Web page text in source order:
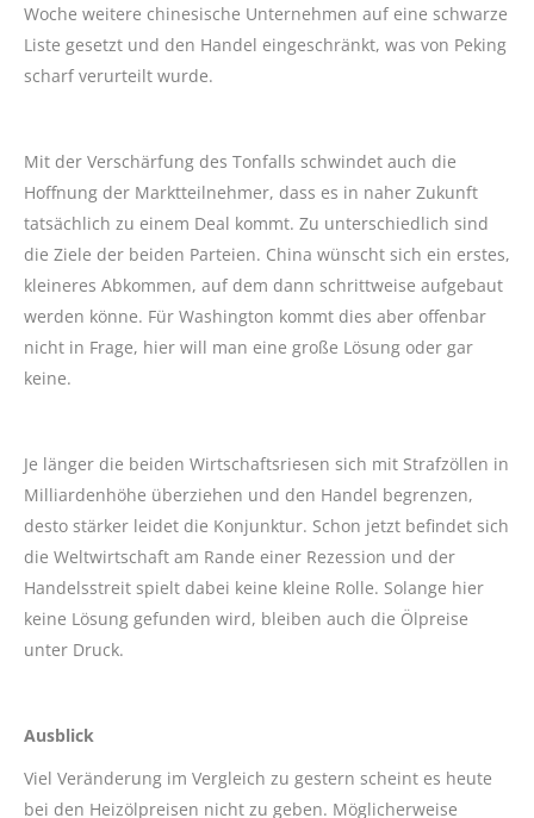
Woche weitere chinesische Unternehmen auf eine schwarze
Liste gesetzt und den Handel eingeschränkt, was von Peking
scharf verurteilt wurde.
Mit der Verschärfung des Tonfalls schwindet auch die
Hoffnung der Marktteilnehmer, dass es in naher Zukunft
tatsächlich zu einem Deal kommt. Zu unterschiedlich sind
die Ziele der beiden Parteien. China wünscht sich ein erstes,
kleineres Abkommen, auf dem dann schrittweise aufgebaut
werden könne. Für Washington kommt dies aber offenbar
nicht in Frage, hier will man eine große Lösung oder gar
keine.
Je länger die beiden Wirtschaftsriesen sich mit Strafzöllen in
Milliardenhöhe überziehen und den Handel begrenzen,
desto stärker leidet die Konjunktur. Schon jetzt befindet sich
die Weltwirtschaft am Rande einer Rezession und der
Handelsstreit spielt dabei keine kleine Rolle. Solange hier
keine Lösung gefunden wird, bleiben auch die Ölpreise
unter Druck.
Ausblick
Viel Veränderung im Vergleich zu gestern scheint es heute
bei den Heizölpreisen nicht zu geben. Möglicherweise